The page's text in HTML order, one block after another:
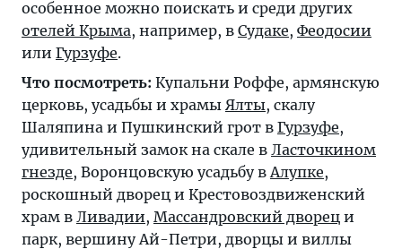
особенное можно поискать и среди других
отелей Крыма, например, в Судаке, Феодосии
или Гурзуфе.
Что посмотреть: Купальни Роффе, армянскую
церковь, усадьбы и храмы Ялты, скалу
Шаляпина и Пушкинский грот в Гурзуфе,
удивительный замок на скале в Ласточкином
гнезде, Воронцовскую усадьбу в Алупке,
роскошный дворец и Крестовоздвиженский
храм в Ливадии, Массандровский дворец и
парк, вершину Ай-Петри, дворцы и виллы